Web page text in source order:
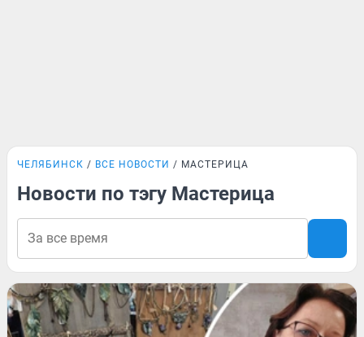
ЧЕЛЯБИНСК ВСЕ НОВОСТИ МАСТЕРИЦА
Новости по тэгу Мастерица